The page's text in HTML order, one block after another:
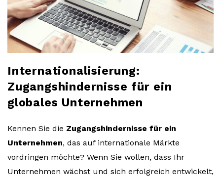
o
b
o
g
Internationalisierung:
Zugangshindernisse für ein
globales Unternehmen
Kennen Sie die Zugangshindernisse für ein
Unternehmen, das auf internationale Märkte
vordringen möchte? Wenn Sie wollen, dass Ihr
Unternehmen wächst und sich erfolgreich entwickelt,